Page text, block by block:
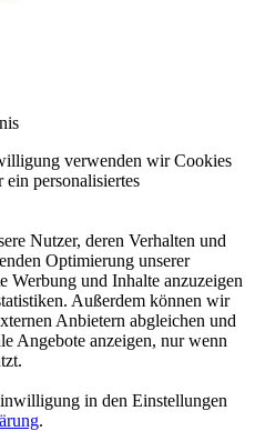
verwenden wir Cookies
personalisiertes
Nutzer, deren Verhalten und
Optimierung unserer
Werbung und Inhalte anzuzeigen
Außerdem können wir
Anbietern abgleichen und
Angebote anzeigen, nur wenn
in den Einstellungen
.